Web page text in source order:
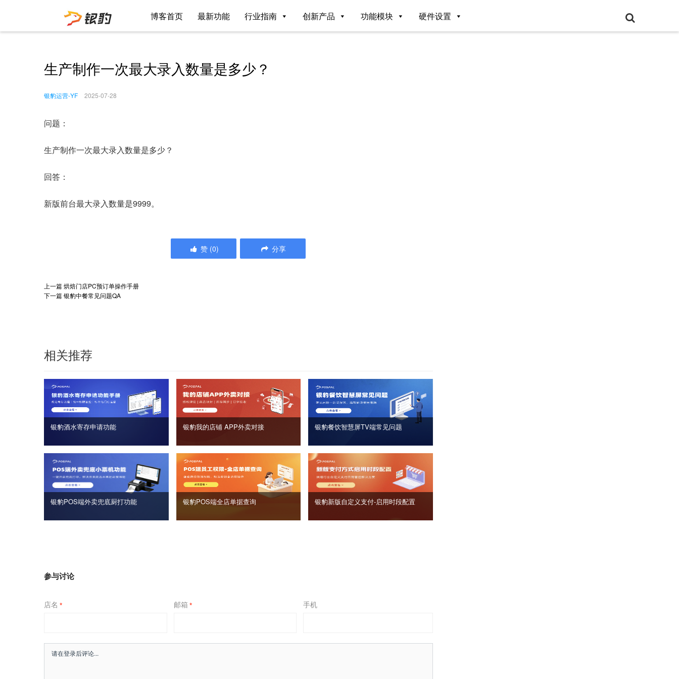
博客首页 最新功能 行业指南 创新产品 功能模块 硬件设置
生产制作一次最大录入数量是多少？
银豹运营-YF 2025-07-28
问题：
生产制作一次最大录入数量是多少？
回答：
新版前台最大录入数量是9999。
赞 (0) 分享
上一篇烘焙门店PC预订单操作手册
下一篇银豹中餐常见问题QA
相关推荐
银豹酒水寄存申请功能 银豹我的店铺 APP外卖对接 银豹餐饮智慧屏TV端常见问题
银豹POS端外卖兜底厨打功能 银豹POS端全店单据查询 银豹新版自定义支付‑启用时段配置
参与讨论
店名 * 邮箱 * 手机